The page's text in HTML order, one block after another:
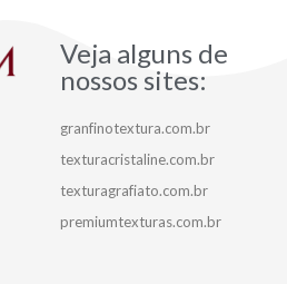
Veja alguns de
nossos sites:
granfinotextura.com.br
texturacristaline.com.br
texturagrafiato.com.br
premiumtexturas.com.br